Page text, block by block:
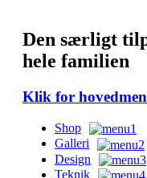
Den særligt
hele familien
Klik for
Shop
Galleri
Design
Teknik